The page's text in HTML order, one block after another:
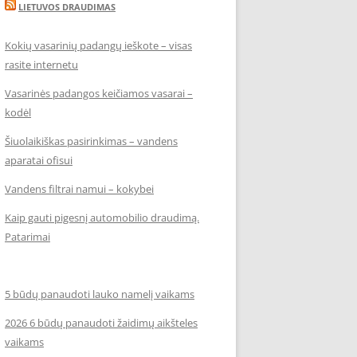
LIETUVOS DRAUDIMAS
Kokių vasarinių padangų ieškote – visas
rasite internetu
Vasarinės padangos keičiamos vasarai –
kodėl
Šiuolaikiškas pasirinkimas – vandens
aparatai ofisui
Vandens filtrai namui – kokybei
Kaip gauti pigesnį automobilio draudimą.
Patarimai
5 būdų panaudoti lauko namelį vaikams
2026 6 būdų panaudoti žaidimų aikšteles
vaikams